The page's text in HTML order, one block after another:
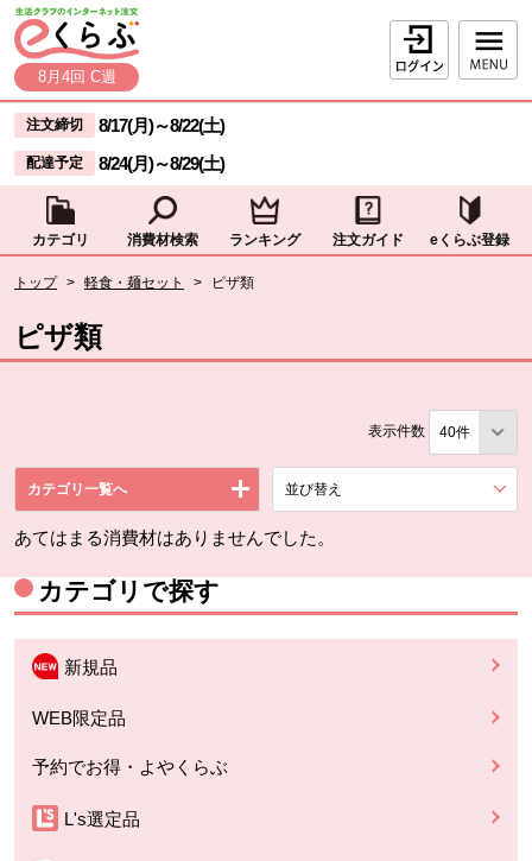
ページの先頭です。
本文へジャンプする。
8月4回 C週
ログイン
ここからサイト内共通メニューです。
サイト内共通メニューをスキップする
注文締切 8/17(月)～8/22(土)
配達予定 8/24(月)～8/29(土)
カテゴリ 消費材検索 ランキング 注文ガイド eくらぶ登録
トップ > 軽食・麺セット > ピザ類
ピザ類
表示件数
カテゴリ一覧へ 並び替え
あてはまる消費材はありませんでした。
カテゴリで探す
新規品
WEB限定品
予約でお得・よやくらぶ
L's選定品